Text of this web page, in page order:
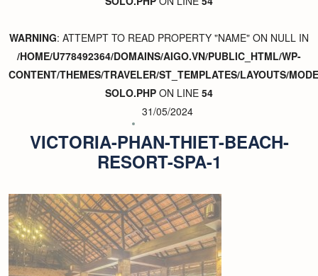
WARNING: ATTEMPT TO READ PROPERTY "NAME" ON NULL IN
/HOME/U778492364/DOMAINS/AIGO.VN/PUBLIC_HTML/WP-
CONTENT/THEMES/TRAVELER/ST_TEMPLATES/LAYOUTS/
SOLO.PHP ON LINE 54
31/05/2024
VICTORIA-PHAN-THIET-BEACH-
RESORT-SPA-1